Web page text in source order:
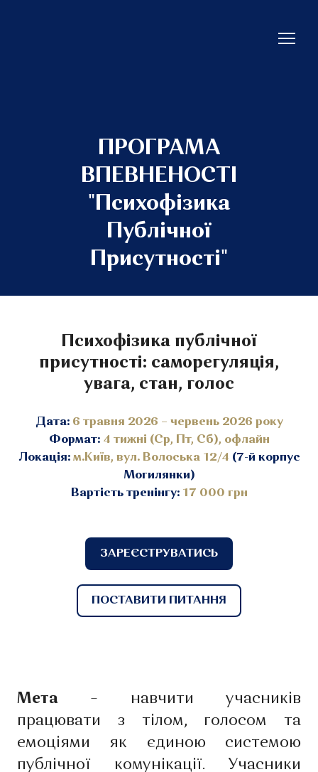
ПРОГРАМА
ВПЕВНЕНОСТІ
"Психофізика
Публічної
Присутності"
Психофізика публічної
присутності: саморегуляція,
увага, стан, голос
Дата: 6 травня 2026 – червень 2026 року
Формат: 4 тижні (Ср, Пт, Сб), офлайн
Локація: м.Київ, вул. Волоська 12/4 (7-й корпус
Могилянки)
Вартість тренінгу: 17 000 грн
ЗАРЕЄСТРУВАТИСЬ
ПОСТАВИТИ ПИТАННЯ
Мета – навчити учасників
працювати з тілом, голосом та
емоціями як єдиною системою
публічної комунікації. Учасники